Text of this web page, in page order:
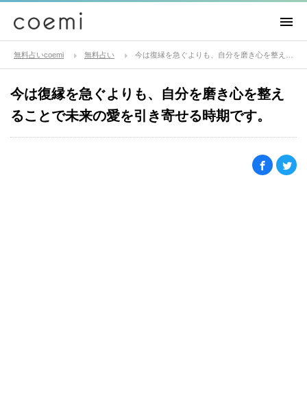
無料占いcoemi 無料占い
今は復縁を急ぐよりも、自分を磨き心を整え
ることで未来の愛を引き寄せる時期です。